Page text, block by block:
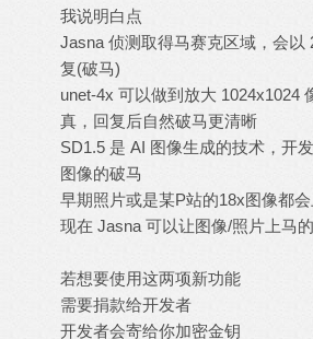
我说明白点
Jasna 侦测取得马赛克区域，会以
复(破马)
unet-4x 可以做到放大 1024x1024
真，回复后自然破马更清晰
SD1.5 是 AI 图像生成的技术，开
图像的破马
早期照片或是某P站的18x图像都会
现在 Jasna 可以让图像/照片上马
若想要使用这两项新功能
需要捐款给开发者
开发者会寄给你加密金钥